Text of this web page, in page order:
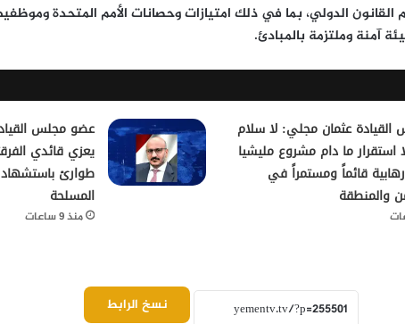
الدولي، بما في ذلك امتيازات وحصانات الأمم المتحدة
آمنة وملتزمة بالمبادئ.
عثمان مجلي: لا سلام
استقرار ما دام مشروع مليشيا
قائماً ومستمراً في
والمنطقة
عضو مجلس
يعزي قائدي
طوارئ
المسلحة
منذ 9 ساعات
نسخ الرابط